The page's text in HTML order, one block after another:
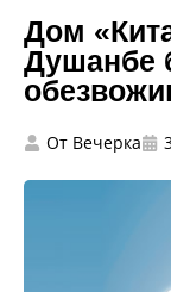
Дом
Душанбе
От Вечерка